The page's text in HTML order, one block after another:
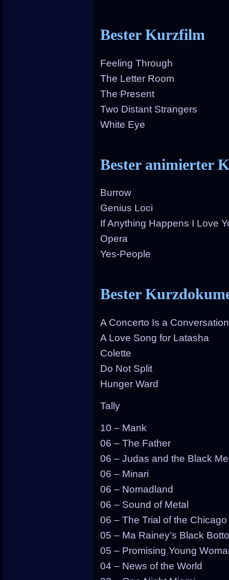
Bester Kurzfilm
Feeling Through
The Letter Room
The Present
Two Distant Strangers
White Eye
Bester animierter
Burrow
Genius Loci
If Anything Happens I Love
Opera
Yes-People
Bester
A Concerto Is a Conversation
A Love Song for Latasha
Colette
Do Not Split
Hunger Ward
Tally
10 – Mank
06 – The Father
06 – Judas and the Black
06 – Minari
06 – Nomadland
06 – Sound of Metal
06 – The Trial of the Chicago
05 – Ma Rainey’s Black
05 – Promising Young
04 – News of the World